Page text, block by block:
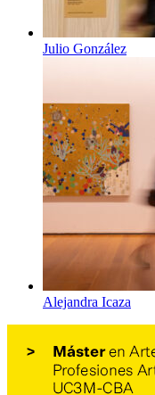
Julio González
Alejandra Icaza